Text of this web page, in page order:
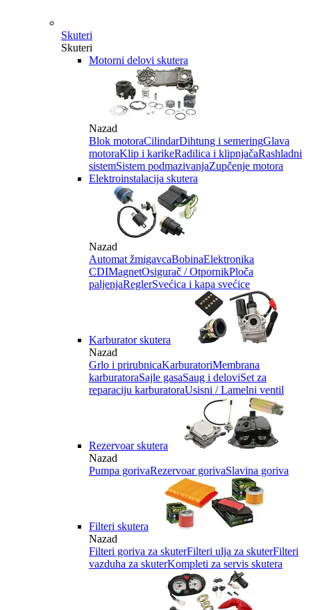
Skuteri
Skuteri
Motorni delovi skutera
Nazad
Blok motoraCilindarDihtung i semeringGlava
motoraKlip i karikeRadilica i klipnjačaRashladni
sistemSistem podmazivanjaZupčenje motora
Elektroinstalacija skutera
Nazad
Automat žmigavcaBobinaElektronika
CDIMagnetOsigurač / OtpornikPloča
paljenjaReglerSvećica i kapa svećice
Karburator skutera
Nazad
Grlo i prirubnicaKarburatoriMembrana
karburatoraSajle gasaSaug i deloviSet za
reparaciju karburatoraUsisni / Lamelni ventil
Rezervoar skutera
Nazad
Pumpa gorivaRezervoar gorivaSlavina goriva
Filteri skutera
Nazad
Filteri goriva za skuterFilteri ulja za skuterFilteri
vazduha za skuterKompleti za servis skutera